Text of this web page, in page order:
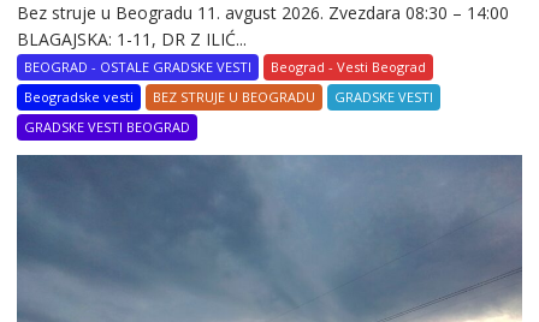
Bez struje u Beogradu 11. avgust 2026. Zvezdara 08:30 – 14:00
BLAGAJSKA: 1-11, DR Z ILIĆ...
BEOGRAD - OSTALE GRADSKE VESTI
Beograd - Vesti Beograd
Beogradske vesti
BEZ STRUJE U BEOGRADU
GRADSKE VESTI
GRADSKE VESTI BEOGRAD